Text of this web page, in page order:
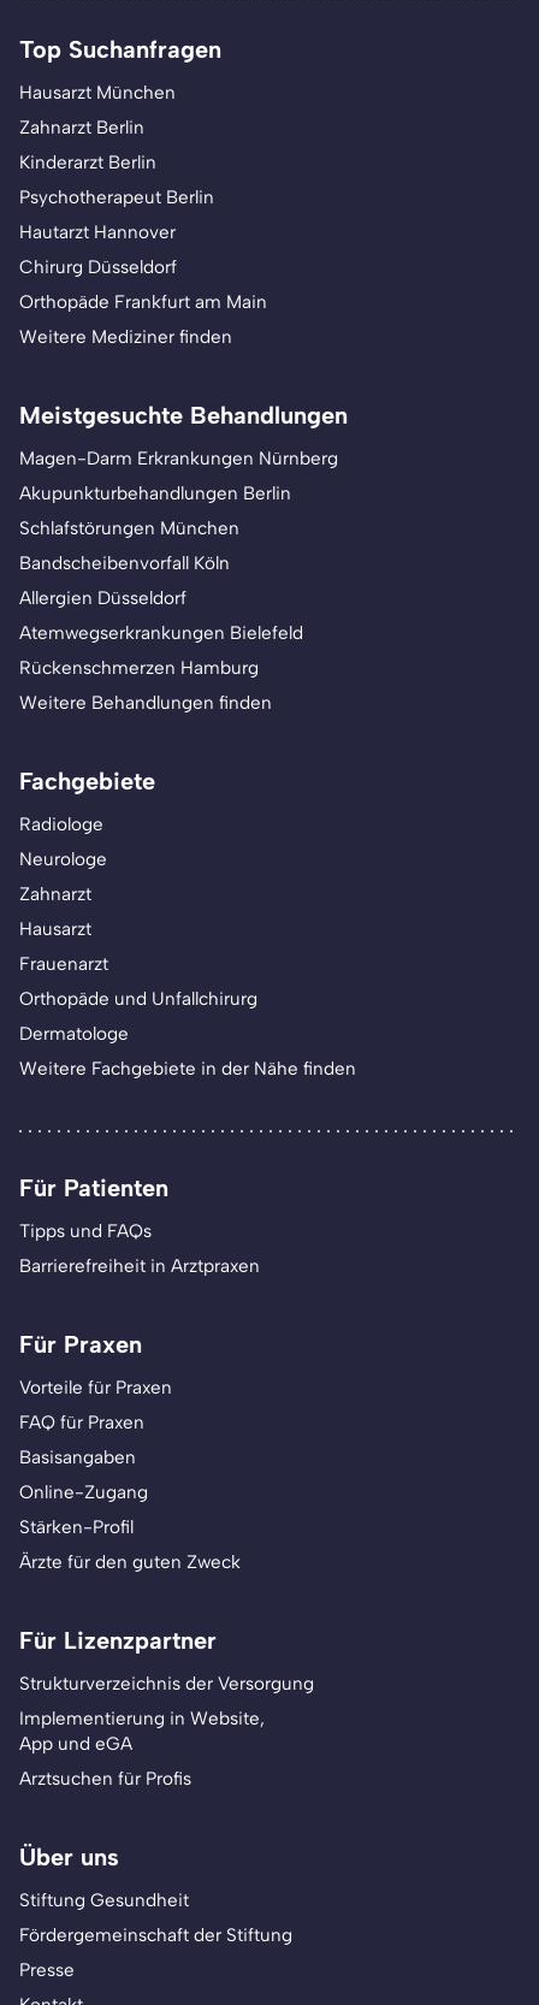
Top Suchanfragen
Hausarzt München
Zahnarzt Berlin
Kinderarzt Berlin
Psychotherapeut Berlin
Hautarzt Hannover
Chirurg Düsseldorf
Orthopäde Frankfurt am Main
Weitere Mediziner finden
Meistgesuchte Behandlungen
Magen-Darm Erkrankungen Nürnberg
Akupunkturbehandlungen Berlin
Schlafstörungen München
Bandscheibenvorfall Köln
Allergien Düsseldorf
Atemwegserkrankungen Bielefeld
Rückenschmerzen Hamburg
Weitere Behandlungen finden
Fachgebiete
Radiologe
Neurologe
Zahnarzt
Hausarzt
Frauenarzt
Orthopäde und Unfallchirurg
Dermatologe
Weitere Fachgebiete in der Nähe finden
Für Patienten
Tipps und FAQs
Barrierefreiheit in Arztpraxen
Für Praxen
Vorteile für Praxen
FAQ für Praxen
Basisangaben
Online-Zugang
Stärken-Profil
Ärzte für den guten Zweck
Für Lizenzpartner
Strukturverzeichnis der Versorgung
Implementierung in Website,
App und eGA
Arztsuchen für Profis
Über uns
Stiftung Gesundheit
Fördergemeinschaft der Stiftung
Presse